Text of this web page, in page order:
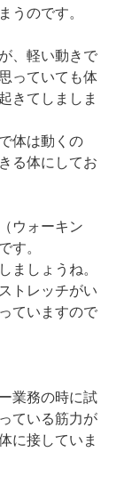
うのです。
、軽い動きで
っていても体
きてしましま
体は動くの
る体にしてお
ウォーキン
す。
ましょうね。
トレッチがい
ていますので
業務の時に試
ている筋力が
に接していま